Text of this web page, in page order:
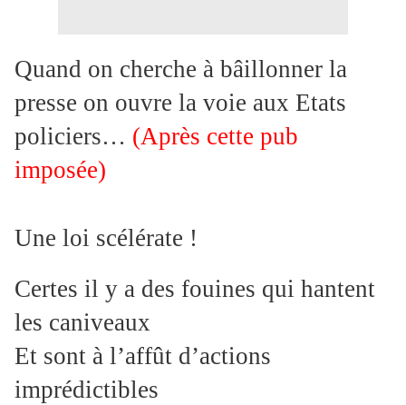
Quand on cherche à bâillonner la
presse on ouvre la voie aux Etats
policiers… (Après cette pub
imposée)
Une loi scélérate !
Certes il y a des fouines qui hantent
les caniveaux
Et sont à l’affût d’actions
imprédictibles